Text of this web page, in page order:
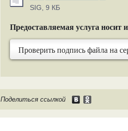
SIG, 9 КБ
Предоставляемая услуга
Проверить подпись файла на
Поделиться ссылкой